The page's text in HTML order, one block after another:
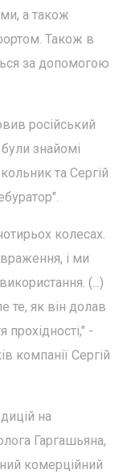
а також
Також в
за допомогою
російський
знайомі
та Сергій
колесах.
і ми
(...)
те, як він долав
-
компанії Сергій
на
Гаргашьяна,
комерційний